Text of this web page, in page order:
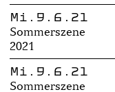
Mi.9.6.21
Sommerszene
2021
Mi.9.6.21
Sommerszene